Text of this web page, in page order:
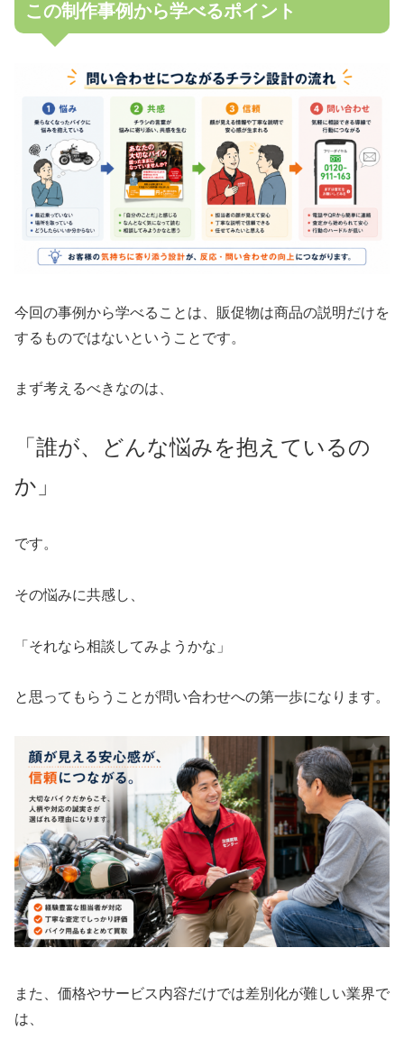
この制作事例から学べるポイント
今回の事例から学べることは、販促物は商品の説明だけを
するものではないということです。
まず考えるべきなのは、
「誰が、どんな悩みを抱えているの
か」
です。
その悩みに共感し、
「それなら相談してみようかな」
と思ってもらうことが問い合わせへの第一歩になります。
また、価格やサービス内容だけでは差別化が難しい業界で
は、